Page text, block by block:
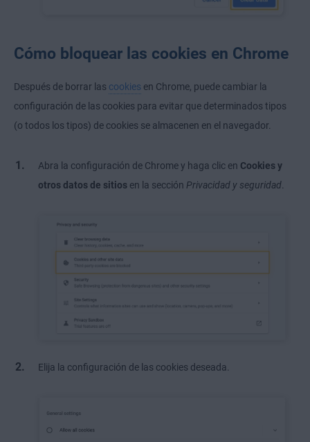
Cómo bloquear las cookies en Chrome
Después de borrar las cookies en Chrome, puede cambiar la
configuración de las cookies para evitar que determinados tipos
(o todos los tipos) de cookies se almacenen en el navegador.
Abra la configuración de Chrome y haga clic en Cookies y
otros datos de sitios en la sección Privacidad y seguridad
Elija la configuración de las cookies deseada.